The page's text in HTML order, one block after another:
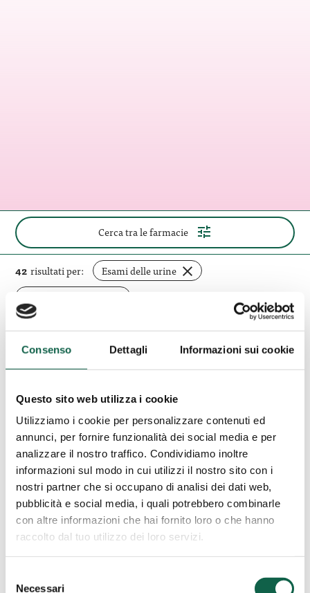
Consenso Dettagli Informazioni sui cookie
Questo sito web utilizza i cookie
Utilizziamo i cookie per personalizzare contenuti ed
annunci, per fornire funzionalità dei social media e per
analizzare il nostro traffico. Condividiamo inoltre
informazioni sul modo in cui utilizzi il nostro sito con i
nostri partner che si occupano di analisi dei dati web,
pubblicità e social media, i quali potrebbero combinarle
con altre informazioni che hai fornito loro o che hanno
raccolto dal tuo utilizzo dei loro servizi.
Necessari
Cerca tra le farmacie (apri
pannello
di
ricerca)
42 risultati per: Esami delle urinerimuovi
filtro
BIENATE fraz. MAGNAGO (MI)
Azienda Speciale Pluriservizi
Magnago
VIA SARDEGNA 1 20020, BIENATE fraz.
MAGNAGO, MI
0331657400
Azienda
Speciale
Magnago
Farmacia